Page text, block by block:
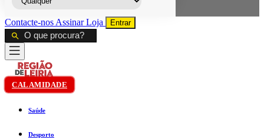
Contacte-nos AssinarLoja Entrar
CALAMIDADE
Saúde
Desporto